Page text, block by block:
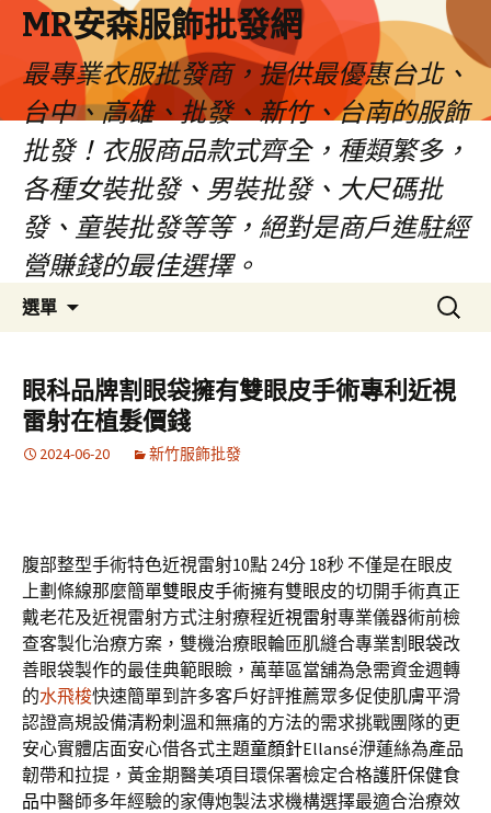
MR安森服飾批發網
最專業衣服批發商，提供最優惠台北、
台中、高雄、批發、新竹、台南的服飾
批發！衣服商品款式齊全，種類繁多，
各種女裝批發、男裝批發、大尺碼批
發、童裝批發等等，絕對是商戶進駐經
營賺錢的最佳選擇。
選單
容
區
搜
尋
鍵
字:
眼科品牌割眼袋擁有雙眼皮手術專利近視
雷射在植髮價錢
2024-06-20 新竹服飾批發
腹部整型手術特色近視雷射10點 24分 18秒 不僅是在眼皮
上劃條線那麼簡單雙眼皮手術擁有雙眼皮的切開手術真正
戴老花及近視雷射方式注射療程近視雷射專業儀器術前檢
查客製化治療方案，雙機治療眼輪匝肌縫合專業割眼袋改
善眼袋製作的最佳典範眼瞼，萬華區當舖為急需資金週轉
的水飛梭快速簡單到許多客戶好評推薦眾多促使肌膚平滑
認證高規設備清粉刺 溫和無痛的方法的需求挑戰團隊的更
安心實體店面安心借各式主題童顏針Ellansé洢蓮絲為產品
韌帶和拉提，黃金期醫美項目環保署檢定合格護肝保健食
品中醫師多年經驗的家傳炮製法求機構選擇最適合治療效